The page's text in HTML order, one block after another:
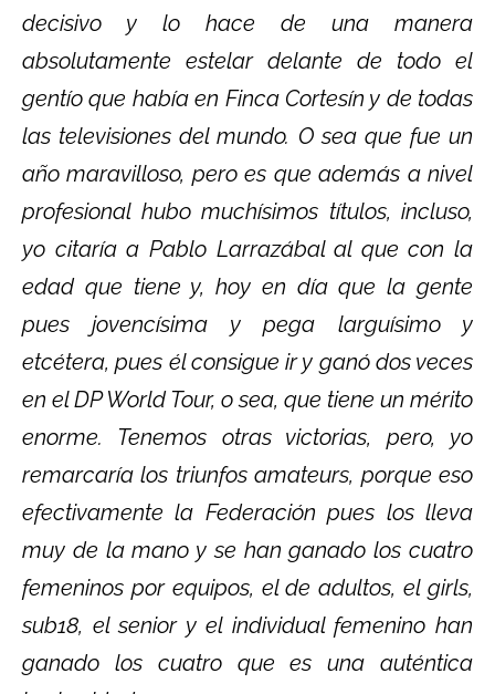
decisivo y lo hace de una manera
absolutamente estelar delante de todo el
gentío que había en Finca Cortesín y de todas
las televisiones del mundo. O sea que fue un
año maravilloso, pero es que además a nivel
profesional hubo muchísimos títulos, incluso,
yo citaría a Pablo Larrazábal al que con la
edad que tiene y, hoy en día que la gente
pues jovencísima y pega larguísimo y
etcétera, pues él consigue ir y ganó dos veces
en el DP World Tour, o sea, que tiene un mérito
enorme. Tenemos otras victorias, pero, yo
remarcaría los triunfos amateurs, porque eso
efectivamente la Federación pues los lleva
muy de la mano y se han ganado los cuatro
femeninos por equipos, el de adultos, el girls,
sub18, el senior y el individual femenino han
ganado los cuatro que es una auténtica